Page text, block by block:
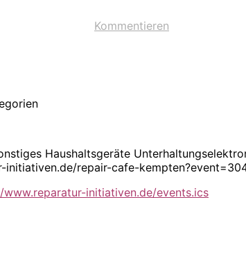
Kommentieren
Haushaltsgeräte
repair-cafe-
initiativen.de/events.ics